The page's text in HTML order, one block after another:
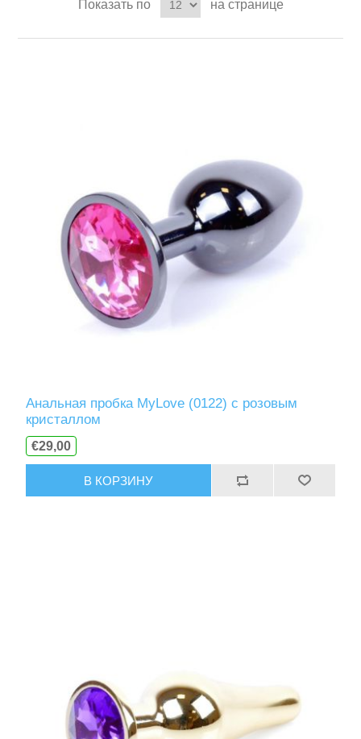
Показать по на странице
Анальная пробка MyLove (0122) с розовым
кристаллом
€29,00
В КОРЗИНУ